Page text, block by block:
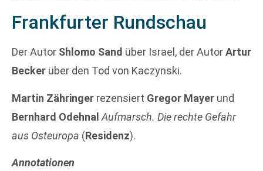
Frankfurter Rundschau
Der Autor Shlomo Sand über Israel, der AutorArtur
Becker über den Tod von Kaczynski.
Martin Zähringer rezensiert Gregor Mayer und
Bernhard Odehnal Aufmarsch. Die rechte Gefahr
aus Osteuropa (Residenz).
Annotationen